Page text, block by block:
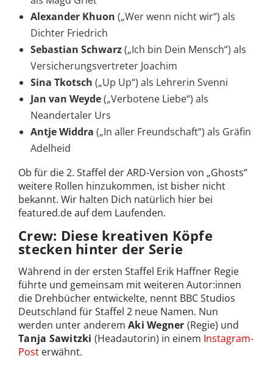
Alexander Khuon („Wer wenn nicht wir“) als
Dichter Friedrich
Sebastian Schwarz(„Ich bin Dein Mensch“) als
Versicherungsvertreter Joachim
Sina Tkotsch („Up Up“) als Lehrerin Svenni
Jan van Weyde(„Verbotene Liebe“) als
Neandertaler Urs
Antje Widdra („In aller Freundschaft“) als Gräfin
Adelheid
Ob für die 2. Staffel der ARD-Version von „Ghosts“
weitere Rollen hinzukommen, ist bisher nicht
bekannt. Wir halten Dich natürlich hier bei
featured.de auf dem Laufenden.
Crew: Diese kreativen Köpfe
stecken hinter der Serie
Während in der ersten Staffel Erik Haffner Regie
führte und gemeinsam mit weiteren Autor:innen
die Drehbücher entwickelte, nennt BBC Studios
Deutschland für Staffel 2 neue Namen. Nun
werden unter anderem Aki Wegner (Regie) und
Tanja Sawitzki (Headautorin) in einem Instagram-
Post erwähnt.